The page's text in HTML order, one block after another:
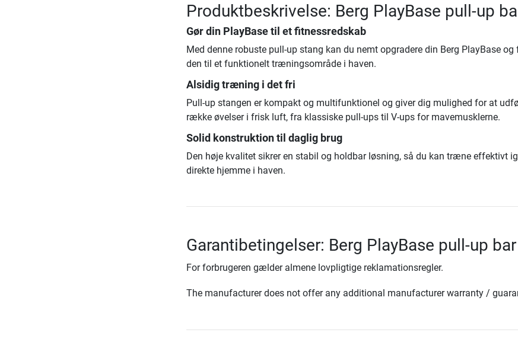
Produktbeskrivelse: Berg PlayBase pull-up
Gør din PlayBase til et fitnessredskab
Med denne robuste pull-up stang kan du nemt opgradere din Berg PlayBase og
den til et funktionelt træningsområde i haven.
Alsidig træning i det fri
Pull-up stangen er kompakt og multifunktionel og giver dig mulighed for at
række øvelser i frisk luft, fra klassiske pull-ups til V-ups for mavemusklerne.
Solid konstruktion til daglig brug
Den høje kvalitet sikrer en stabil og holdbar løsning, så du kan træne effektivt
direkte hjemme i haven.
Garantibetingelser: Berg PlayBase pull-up bar
For forbrugeren gælder almene lovpligtige reklamationsregler.
The manufacturer does not offer any additional manufacturer warranty /